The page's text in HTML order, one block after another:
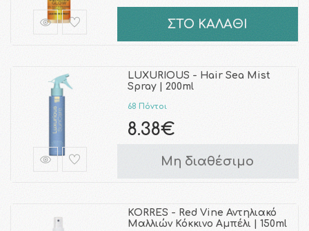
ΣΤΟ ΚΑΛΑΘΙ
LUXURIOUS - Hair Sea Mist
Spray | 200ml
68 Πόντοι
8.38€
Μη διαθέσιμο
KORRES - Red Vine Αντηλιακό
Μαλλιών Κόκκινο Αμπέλι | 150ml